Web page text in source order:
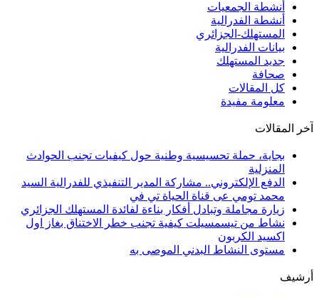
أنشطة الجمعيات
أنشطة الفدرالية
المستهلك-الجزائري
بيانات الفدرالية
جديد المستهلك
صحافة
كل المقالات
معلومة مفيدة
آخر المقالات
بجاية، حملة تحسيسية وطنية حول كيفيات تجنب الحوادث
المنزلية
الدفع الإلكتروني.. مشاركة المدير التنفيذي للفدرالية السيد
محمد تومي عى قناة الحياة تي في
زيارة مجاملة وتبادل أفكار بناءة لفائدة المستهلك الجزائري
نشاط من تيسمسيلت كيفية تجنب خطر الاختناق بغاز اول
اكسيد الكربون
مستوى النشاط البدني الموصى به
أرشيف